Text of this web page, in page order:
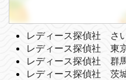
レディース探偵社 さ
レディース探偵社 東
レディース探偵社 群
レディース探偵社 茨